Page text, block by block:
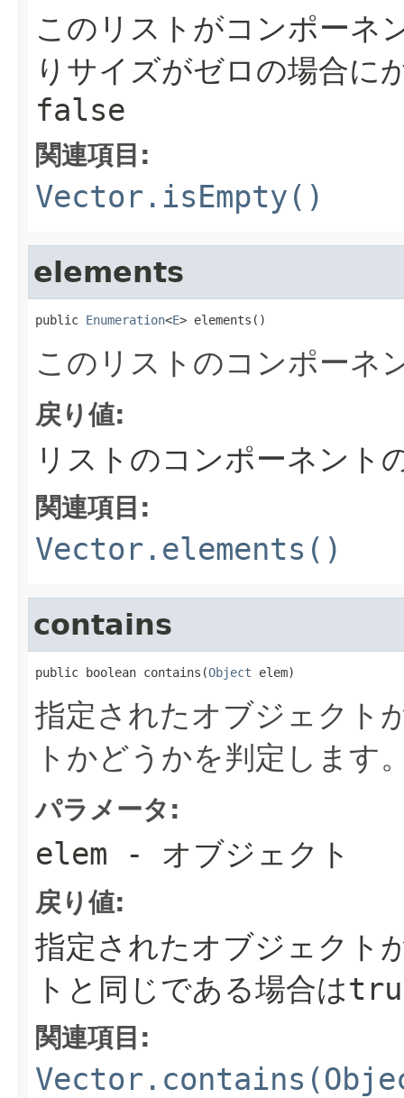
このリストがコンポーネ
りサイズがゼロの場合に
false
関連項目:
Vector.isEmpty()
elements
public Enumeration<E> elements()
このリストのコンポーネ
戻り値:
リストのコンポーネント
関連項目:
Vector.elements()
contains
public boolean contains(Object elem)
指定されたオブジェクト
トかどうかを判定します
パラメータ:
elem - オブジェクト
戻り値:
指定されたオブジェクト
トと同じである場合は
関連項目: